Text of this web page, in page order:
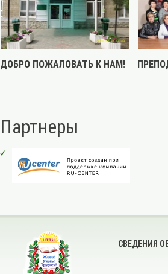
ДОБРО ПОЖАЛОВАТЬ К НАМ!
Партнеры
СВЕДЕНИЯ